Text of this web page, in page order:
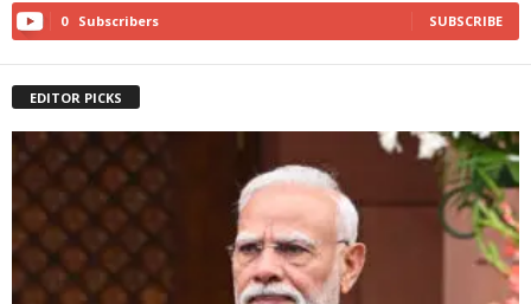
0 Subscribers SUBSCRIBE
EDITOR PICKS